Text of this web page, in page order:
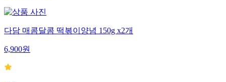
다담 매콤달콤 떡볶이양념 150g x2개
6,900원